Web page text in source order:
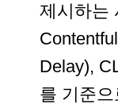
제시하는
Delay),
를 기준